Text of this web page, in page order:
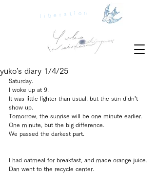
liberation
yuko's diary 1/4/25
Saturday.
I woke up at 9.
It was little lighter than usual, but the sun didn’t
show up.
Tomorrow, the sunrise will be one minute earlier.
One minute, but the big difference.
We passed the darkest part.
I had oatmeal for breakfast, and made orange juice.
Dan went to the recycle center.